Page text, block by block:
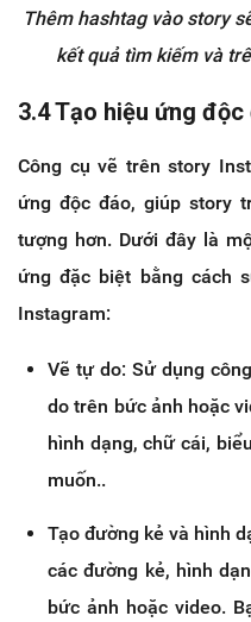
Thêm hashtag vào story
kết quả tìm kiếm và
3.4 Tạo hiệu ứng
Công cụ vẽ trên story
ứng độc đáo, giúp story
tượng hơn. Dưới đây là
ứng đặc biệt bằng cách
Instagram:
Vẽ tự do: Sử dụng
do trên bức ảnh hoặc
hình dạng, chữ cái,
muốn..
Tạo đường kẻ và hình
các đường kẻ, hình
bức ảnh hoặc video.